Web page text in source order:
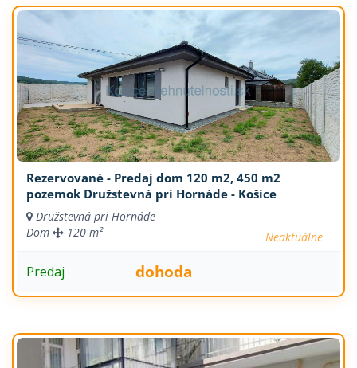
Rezervované - Predaj dom 120 m2, 450 m2
pozemok Družstevná pri Hornáde - Košice
Družstevná pri Hornáde
Dom
Neaktuálne
120 m²
Predaj dohoda